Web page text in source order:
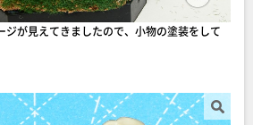
が見えてきましたので、小物の塗装をして